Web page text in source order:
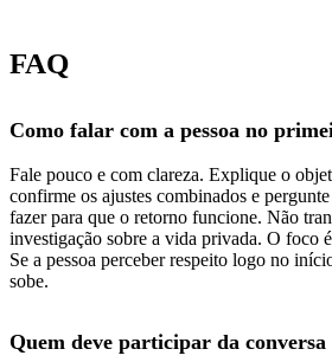
FAQ
Como falar com a pessoa no
Fale pouco e com clareza. Explique o
confirme os ajustes combinados e
fazer para que o retorno funcione. Não
investigação sobre a vida privada. O foco
Se a pessoa perceber respeito logo no
sobe.
Quem deve participar da